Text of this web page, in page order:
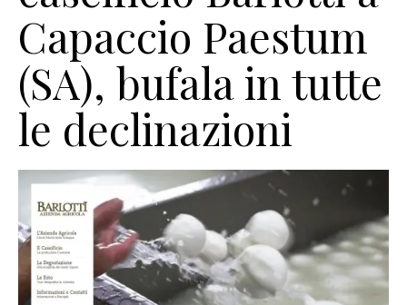
Capaccio Paestum
(SA), bufala in tutte
le declinazioni